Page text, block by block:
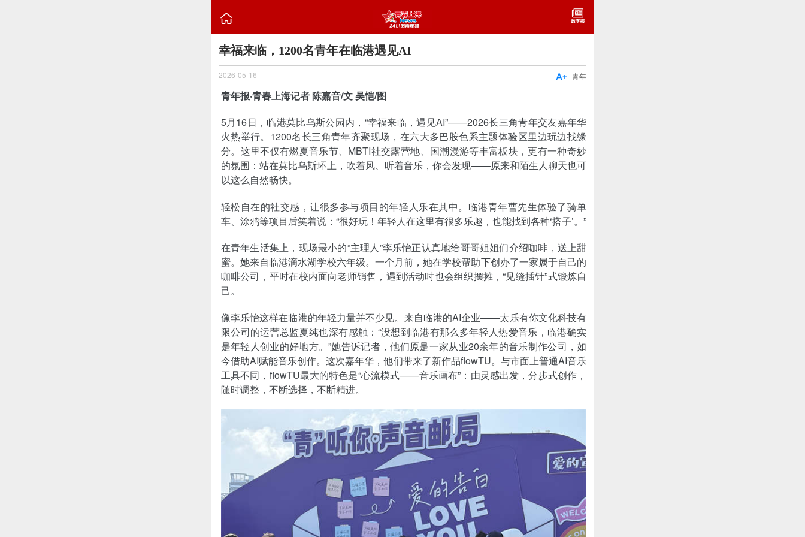

幸福来临，1200名青年在临港遇见AI
2026-05-16 青年

青年报·青春上海记者 陈嘉音/文 吴恺/图
5月16日，临港莫比乌斯公园内，“幸福来临，遇见AI”——2026长三角青年交友嘉年华
火热举行。1200名长三角青年齐聚现场，在六大多巴胺色系主题体验区里边玩边找缘
分。这里不仅有燃夏音乐节、MBTI社交露营地、国潮漫游等丰富板块，更有一种奇妙
的氛围：站在莫比乌斯环上，吹着风、听着音乐，你会发现——原来和陌生人聊天也可
以这么自然畅快。
轻松自在的社交感，让很多参与项目的年轻人乐在其中。临港青年曹先生体验了骑单
车、涂鸦等项目后笑着说：“很好玩！年轻人在这里有很多乐趣，也能找到各种‘搭子’。”
在青年生活集上，现场最小的“主理人”李乐怡正认真地给哥哥姐姐们介绍咖啡，送上甜
蜜。她来自临港滴水湖学校六年级。一个月前，她在学校帮助下创办了一家属于自己的
咖啡公司，平时在校内面向老师销售，遇到活动时也会组织摆摊，“见缝插针”式锻炼自
己。
像李乐怡这样在临港的年轻力量并不少见。来自临港的AI企业——太乐有你文化科技有
限公司的运营总监夏纯也深有感触：“没想到临港有那么多年轻人热爱音乐，临港确实
是年轻人创业的好地方。”她告诉记者，他们原是一家从业20余年的音乐制作公司，如
今借助AI赋能音乐创作。这次嘉年华，他们带来了新作品flowTU。与市面上普通AI音乐
工具不同，flowTU最大的特色是“心流模式——音乐画布”：由灵感出发，分步式创作，
随时调整，不断选择，不断精进。